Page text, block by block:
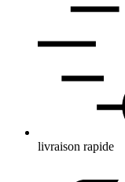
livraison rapide